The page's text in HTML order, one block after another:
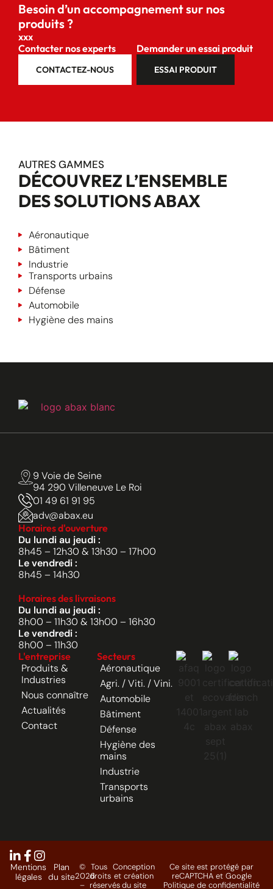
Besoin d’un accompagnement sur nos
produits ?
xxx
Contacter nos experts
CONTACTEZ-NOUS
Demander un essai produit
ESSAI PRODUIT
AUTRES GAMMES
DÉCOUVREZ L’ENSEMBLE
DES SOLUTIONS ABAX
Aéronautique
Bâtiment
Industrie
Transports urbains
Défense
Automobile
Hygiène des mains
9 Voie de Seine
94 290 Villeneuve Le Roi
01 49 61 91 95
adv@abax.eu
Horaires d'ouverture
Du lundi au jeudi :
8h45 – 12h30 & 13h30 – 17h00
Le vendredi :
8h45 – 14h30
Horaires des livraisons
Du lundi au jeudi :
8h00 – 11h30 & 13h00 – 16h30
Le vendredi :
8h00 – 11h30
L'entreprise
Produits &
Industries
Nous connaître
Actualités
Contact
Secteurs
Aéronautique
Agri. / Viti. / Vini.
Automobile
Bâtiment
Défense
Hygiène des
mains
Industrie
Transports
urbains
©
2026
–
Tous
droits
réservés
Conception
et création
du site
Ce site est protégé par
reCAPTCHA et Google
Politique de confidentialité
Mentions
légales
Plan
du site